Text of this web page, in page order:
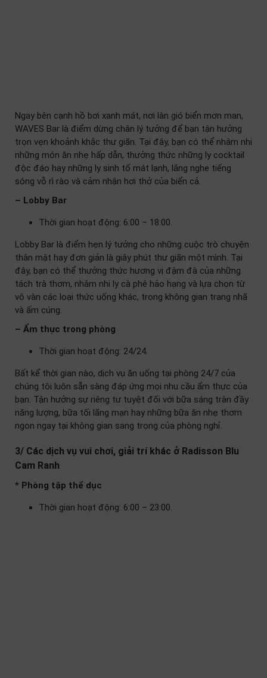
Ngay bên cạnh hồ bơi xanh mát, nơi làn gió biển mơn man,
WAVES Bar là điểm dừng chân lý tưởng để bạn tận hưởng
trọn vẹn khoảnh khắc thư giãn. Tại đây, bạn có thể nhâm nhi
những món ăn nhẹ hấp dẫn, thưởng thức những ly cocktail
độc đáo hay những ly sinh tố mát lạnh, lắng nghe tiếng
sóng vỗ rì rào và cảm nhận hơi thở của biển cả.
– Lobby Bar
Thời gian hoạt động: 6:00 – 18:00.
Lobby Bar là điểm hẹn lý tưởng cho những cuộc trò chuyện
thân mật hay đơn giản là giây phút thư giãn một mình. Tại
đây, bạn có thể thưởng thức hương vị đậm đà của những
tách trà thơm, nhâm nhi ly cà phê hảo hạng và lựa chọn từ
vô vàn các loại thức uống khác, trong không gian trang nhã
và ấm cúng.
– Ẩm thực trong phòng
Thời gian hoạt động: 24/24.
Bất kể thời gian nào, dịch vụ ăn uống tại phòng 24/7 của
chúng tôi luôn sẵn sàng đáp ứng mọi nhu cầu ẩm thực của
bạn. Tận hưởng sự riêng tư tuyệt đối với bữa sáng tràn đầy
năng lượng, bữa tối lãng mạn hay những bữa ăn nhẹ thơm
ngon ngay tại không gian sang trọng của phòng nghỉ.
3/ Các dịch vụ vui chơi, giải trí khác ở Radisson Blu
Cam Ranh
* Phòng tập thể dục
Thời gian hoạt động: 6:00 – 23:00.